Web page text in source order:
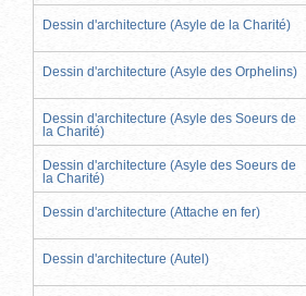
Dessin d'architecture (Asyle de la Charité)
Dessin d'architecture (Asyle des Orphelins)
Dessin d'architecture (Asyle des Soeurs de
la Charité)
Dessin d'architecture (Asyle des Soeurs de
la Charité)
Dessin d'architecture (Attache en fer)
Dessin d'architecture (Autel)